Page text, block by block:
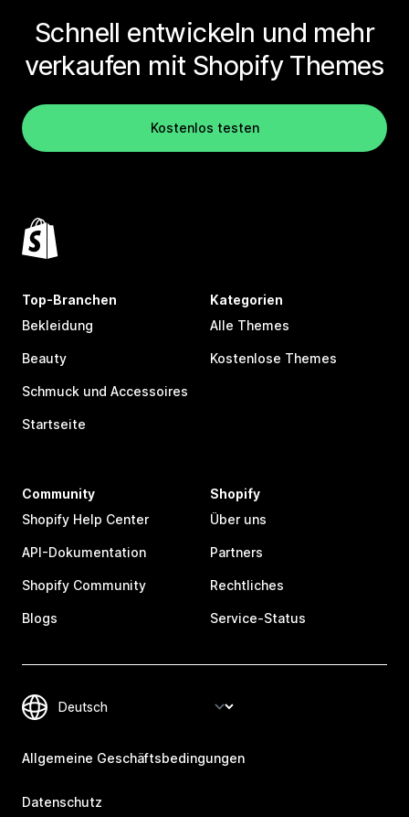
Schnell entwickeln und mehr
verkaufen mit Shopify Themes
Kostenlos testen
Top-Branchen
Bekleidung
Beauty
Schmuck und Accessoires
Startseite
Kategorien
Alle Themes
Kostenlose Themes
Community
Shopify Help Center
API-Dokumentation
Shopify Community
Blogs
Shopify
Über uns
Partners
Rechtliches
Service-Status
Allgemeine Geschäftsbedingungen
Datenschutz